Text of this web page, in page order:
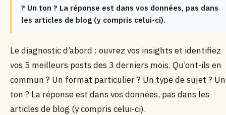
? Un ton ? La réponse est dans vos données, pas dans
les articles de blog (y compris celui-ci).
Le diagnostic d’abord : ouvrez vos insights et identifiez
vos 5 meilleurs posts des 3 derniers mois. Qu’ont-ils en
commun ? Un format particulier ? Un type de sujet ? Un
ton ? La réponse est dans vos données, pas dans les
articles de blog (y compris celui-ci).